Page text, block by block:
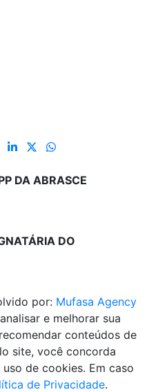
DA ABRASCE
DO
por: Mufasa Agency
e melhorar sua
conteúdos de
site, você concorda
de cookies. Em caso
de Privacidade.